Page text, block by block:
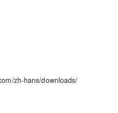
zh-hans/downloads/